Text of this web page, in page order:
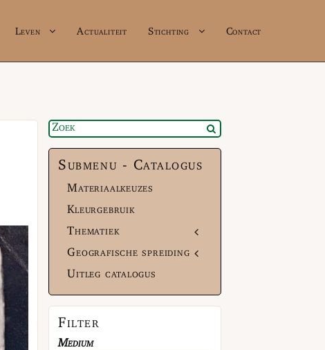
Leven Actualiteit Stichting Contact
Submenu - Catalogus
Materiaalkeuzes
Kleurgebruik
Thematiek
Geografische spreiding
Uitleg catalogus
Filter
Medium